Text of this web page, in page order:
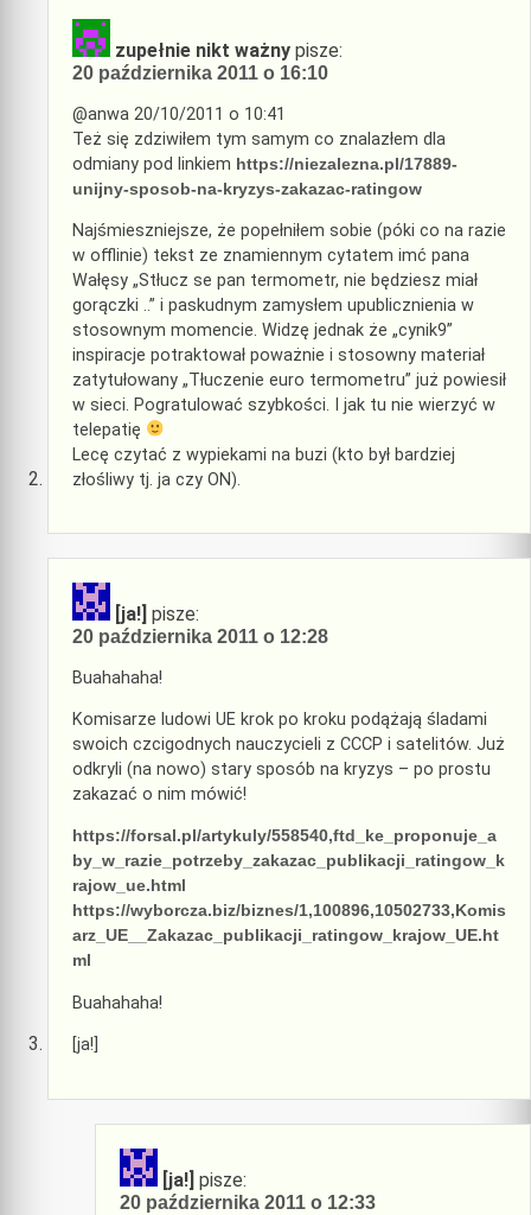
zupełnie nikt ważny pisze:
20 października 2011 o 16:10
@anwa 20/10/2011 o 10:41
Też się zdziwiłem tym samym co znalazłem dla
odmiany pod linkiem https://niezalezna.pl/17889-
unijny-sposob-na-kryzys-zakazac-ratingow
Najśmieszniejsze, że popełniłem sobie (póki co na razie
w offlinie) tekst ze znamiennym cytatem imć pana
Wałęsy „Stłucz se pan termometr, nie będziesz miał
gorączki ..” i paskudnym zamysłem upublicznienia w
stosownym momencie. Widzę jednak że „cynik9”
inspiracje potraktował poważnie i stosowny materiał
zatytułowany „Tłuczenie euro termometru” już powiesił
w sieci. Pogratulować szybkości. I jak tu nie wierzyć w
telepatię
Lecę czytać z wypiekami na buzi (kto był bardziej
złośliwy tj. ja czy ON).
[ja!] pisze:
20 października 2011 o 12:28
Buahahaha!
Komisarze ludowi UE krok po kroku podążają śladami
swoich czcigodnych nauczycieli z CCCP i satelitów. Już
odkryli (na nowo) stary sposób na kryzys – po prostu
zakazać o nim mówić!
https://forsal.pl/artykuly/558540,ftd_ke_proponuje_a
by_w_razie_potrzeby_zakazac_publikacji_ratingow_k
rajow_ue.html
https://wyborcza.biz/biznes/1,100896,10502733,Komis
arz_UE__Zakazac_publikacji_ratingow_krajow_UE.ht
ml
Buahahaha!
[ja!]
[ja!] pisze:
20 października 2011 o 12:33